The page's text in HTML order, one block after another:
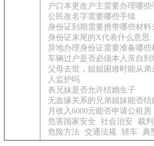
户口本更改户主需要办理哪些
公民改名字需要哪些手续
身份证到期需要携带哪些材料
身份证末尾的X代表什么意思
异地办理身份证需要准备哪些
车辆过户是否必须本人亲自到
父母去世，姐姐困难时能从
人监护吗
表兄妹是否允许结婚生子
无血缘关系的兄弟姐妹能否结
月收入6000元能否申请公租房
危害国家安全
社会治安 裁
危险方法 交通法规 轿车 典